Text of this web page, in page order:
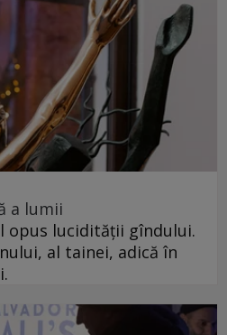
a lumii
opus lucidității gîndului.
al tainei, adică în